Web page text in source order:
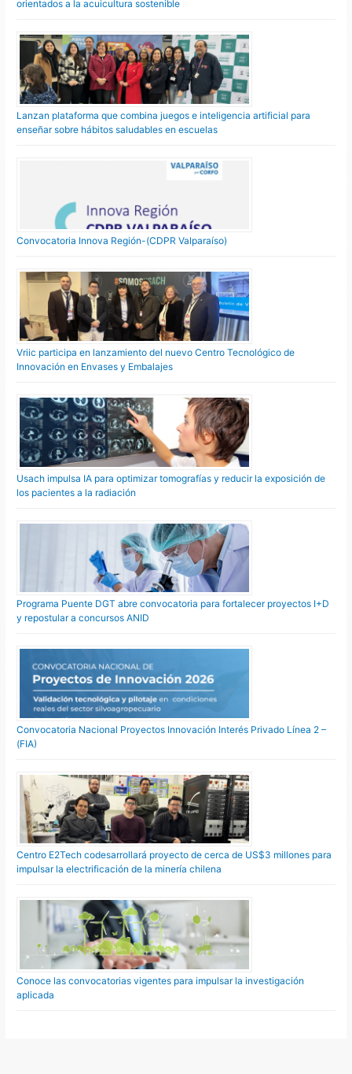
orientados a la acuicultura sostenible
Lanzan plataforma que combina juegos e inteligencia artificial para
enseñar sobre hábitos saludables en escuelas
Convocatoria Innova Región-(CDPR Valparaíso)
Vriic participa en lanzamiento del nuevo Centro Tecnológico de
Innovación en Envases y Embalajes
Usach impulsa IA para optimizar tomografías y reducir la exposición de
los pacientes a la radiación
Programa Puente DGT abre convocatoria para fortalecer proyectos I+D
y repostular a concursos ANID
Convocatoria Nacional Proyectos Innovación Interés Privado Línea 2 –
(FIA)
Centro E2Tech codesarrollará proyecto de cerca de US$3 millones para
impulsar la electrificación de la minería chilena
Conoce las convocatorias vigentes para impulsar la investigación
aplicada